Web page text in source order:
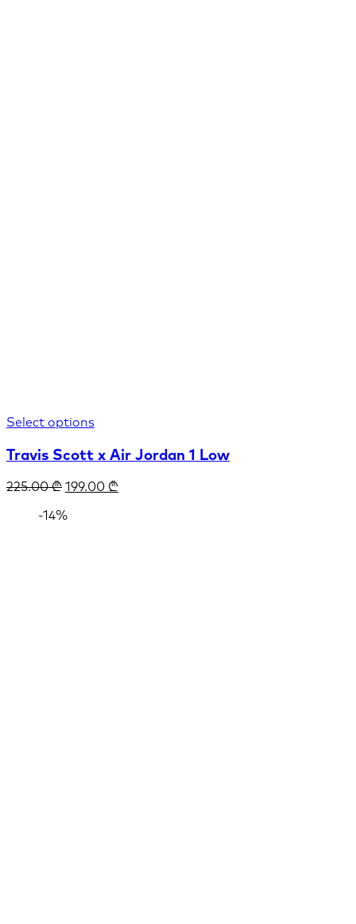
Select options
Travis Scott x Air Jordan 1 Low
225.00₾ 199.00 ₾
-14%